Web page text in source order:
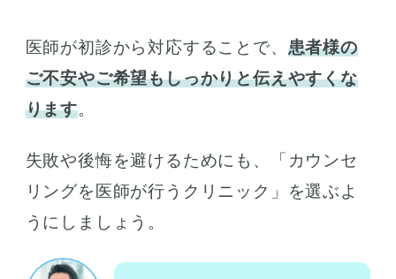
医師が初診から対応することで、 患者様の
ご不安やご希望もしっかりと伝えやすくな
ります。
失敗や後悔を避けるためにも、「カウンセ
リングを医師が行うクリニック」を選ぶよ
うにしましょう。